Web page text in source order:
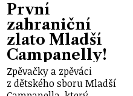
První
zahraniční
zlato Mladší
Campanelly!
Zpěvačky a zpěváci
z dětského sboru Mladší